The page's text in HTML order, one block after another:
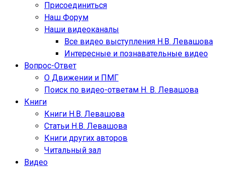
Присоединиться
Наш Форум
Наши видеоканалы
Все видео выступления Н.В. Левашова
Интересные и познавательные видео
Вопрос-Ответ
О Движении и ПМГ
Поиск по видео-ответам Н. В. Левашова
Книги
Книги Н.В. Левашова
Статьи Н.В. Левашова
Книги других авторов
Читальный зал
Видео